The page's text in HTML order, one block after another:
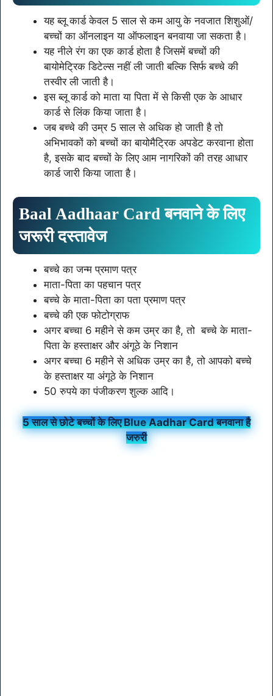
यह ब्लू कार्ड केवल 5 साल से कम आयु के नवजात शिशुओं/
बच्चों का ऑनलाइन या ऑफलाइन बनवाया जा सकता है।
यह नीले रंग का एक कार्ड होता है जिसमें बच्चों की
बायोमेट्रिक डिटेल्स नहीं ली जाती बल्कि सिर्फ बच्चे की
तस्वीर ली जाती है।
इस ब्लू कार्ड को माता या पिता में से किसी एक के आधार
कार्ड से लिंक किया जाता है।
जब बच्चे की उम्र 5 साल से अधिक हो जाती है तो
अभिभावकों को बच्चों का बायोमैट्रिक अपडेट करवाना होता
है, इसके बाद बच्चों के लिए आम नागरिकों की तरह आधार
कार्ड जारी किया जाता है।
Baal Aadhaar Card बनवाने के लिए
जरूरी दस्तावेज
बच्चे का जन्म प्रमाण पत्र
माता-पिता का पहचान पत्र
बच्चे के माता-पिता का पता प्रमाण पत्र
बच्चे की एक फोटोग्राफ
अगर बच्चा 6 महीने से कम उम्र का है, तो बच्चे के माता-
पिता के हस्ताक्षर और अंगूठे के निशान
अगर बच्चा 6 महीने से अधिक उम्र का है, तो आपको बच्चे
के हस्ताक्षर या अंगूठे के निशान
50 रुपये का पंजीकरण शुल्क आदि।
5 साल से छोटे बच्चों के लिए Blue Aadhar Card बनवाना है
जरुरी